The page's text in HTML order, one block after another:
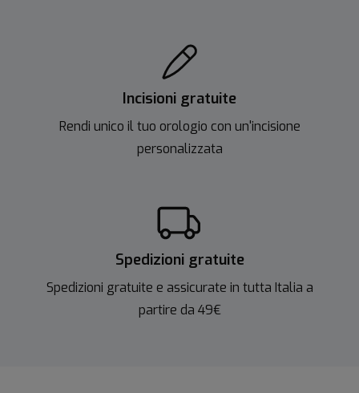
Incisioni gratuite
Rendi unico il tuo orologio con un'incisione
personalizzata
Spedizioni gratuite
Spedizioni gratuite e assicurate in tutta Italia a
partire da 49€